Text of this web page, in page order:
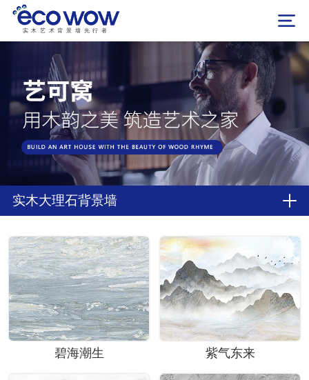
实木艺术背景墙先行者
实木大理石背景墙
碧海潮生 紫气东来